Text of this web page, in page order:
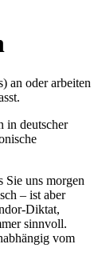
an oder arbeiten
in deutscher
Sie uns morgen
– ist aber
Diktat,
sinnvoll.
vom